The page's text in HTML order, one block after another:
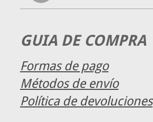
GUIA DE COMPRA
Formas de pago
Métodos de envío
Política de devoluciones